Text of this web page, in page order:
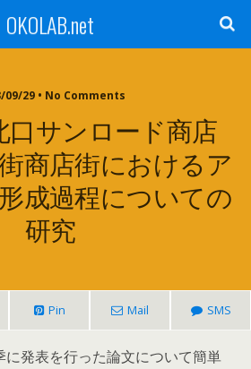
OKOLAB.net
09/29 • No Comments
口サンロード商店
商店街におけるア
成過程についての
研究
Pin Mail SMS
に発表を行った論文について簡単